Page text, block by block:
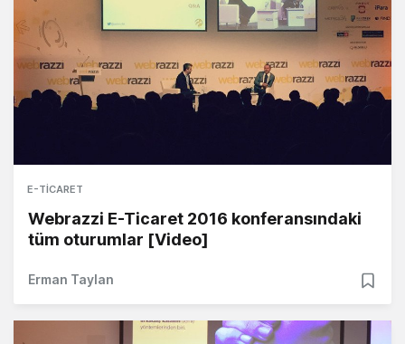
E-TICARET
Webrazzi E-Ticaret 2016 konferansındaki
tüm oturumlar [Video]
Erman Taylan